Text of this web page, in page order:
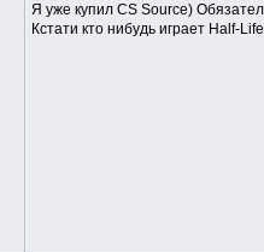
Я уже купил CS Source)
Кстати кто нибудь играет Half-